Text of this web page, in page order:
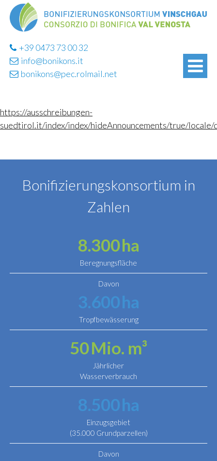
+39 0473 73 00 32
info@bonikons.it
bonikons@pec.rolmail.net
https://ausschreibungen-
suedtirol.it/index/index/hideAnnouncements/true/locale/
Bonifizierungskonsortium in
Zahlen
8.300ha
Beregnungsfläche
Davon
3.600ha
Tropfbewässerung
50Mio. m³
Jährlicher
Wasserverbrauch
8.500ha
Einzugsgebiet
(35.000 Grundparzellen)
Davon